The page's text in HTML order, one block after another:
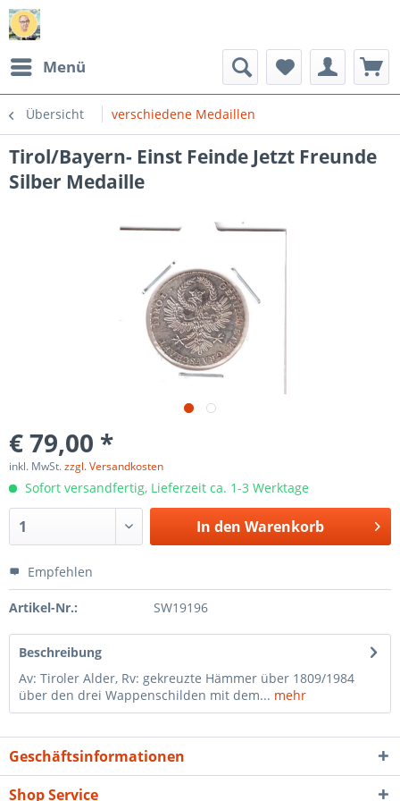
Menü
Übersicht verschiedene Medaillen
Tirol/Bayern- Einst Feinde Jetzt Freunde
Silber Medaille
€ 79,00 *
inkl. MwSt.zzgl. Versandkosten
Sofort versandfertig, Lieferzeit ca. 1-3 Werktage
In den Warenkorb
Empfehlen
Artikel-Nr.: SW19196
Beschreibung
Av: Tiroler Alder, Rv: gekreuzte Hämmer über 1809/1984
über den drei Wappenschilden mit dem... mehr
Geschäftsinformationen
Shop Service